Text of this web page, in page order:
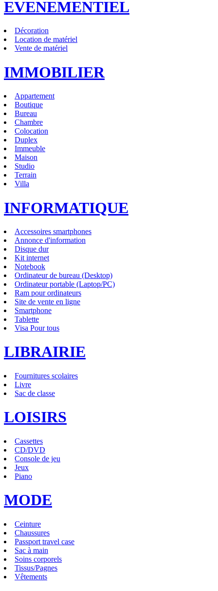
EVENEMENTIEL
Décoration
Location de matériel
Vente de matériel
IMMOBILIER
Appartement
Boutique
Bureau
Chambre
Colocation
Duplex
Immeuble
Maison
Studio
Terrain
Villa
INFORMATIQUE
Accessoires smartphones
Annonce d'information
Disque dur
Kit internet
Notebook
Ordinateur de bureau (Desktop)
Ordinateur portable (Laptop/PC)
Ram pour ordinateurs
Site de vente en ligne
Smartphone
Tablette
Visa Pour tous
LIBRAIRIE
Fournitures scolaires
Livre
Sac de classe
LOISIRS
Cassettes
CD/DVD
Console de jeu
Jeux
Piano
MODE
Ceinture
Chaussures
Passport travel case
Sac à main
Soins corporels
Tissus/Pagnes
Vêtements